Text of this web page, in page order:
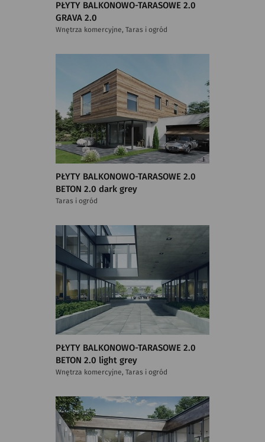
PŁYTY BALKONOWO-TARASOWE 2.0
GRAVA 2.0
Wnętrza komercyjne, Taras i ogród
PŁYTY BALKONOWO-TARASOWE 2.0
BETON 2.0 dark grey
Taras i ogród
PŁYTY BALKONOWO-TARASOWE 2.0
BETON 2.0 light grey
Wnętrza komercyjne, Taras i ogród